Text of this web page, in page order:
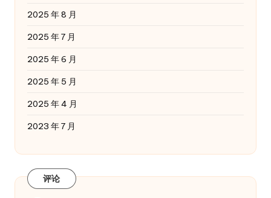
2025 年 8 月
2025 年 7 月
2025 年 6 月
2025 年 5 月
2025 年 4 月
2023 年 7 月
评论